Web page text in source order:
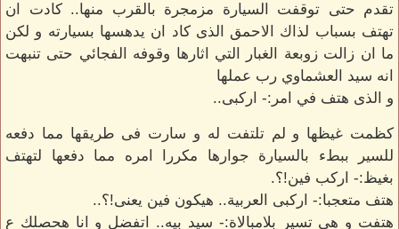
تقدم حتى توقفت السيارة مزمجرة بالقرب منها.. كادت ان
تهتف بسباب لذاك الاحمق الذى كاد ان يدهسها بسيارته و لكن
ما ان زالت زوبعة الغبار التي اثارها وقوفه الفجائي حتى تنبهت
انه سيد العشماوي رب عملها
و الذى هتف في امر:- اركبى..
كظمت غيظها و لم تلتفت له و سارت فى طريقها مما دفعه
للسير ببطء بالسيارة جوارها مكررا امره مما دفعها لتهتف
بغيظ:- اركب فين!؟.
هتف متعجبا:- اركبى العربية.. هيكون فين يعنى!؟..
هتفت و هي تسير بلامبالاة:- سيد بيه.. اتفضل و انا هحصلك ع